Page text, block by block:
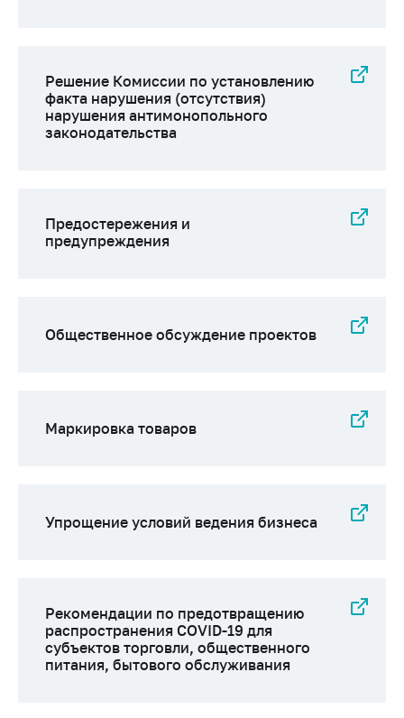
Решение Комиссии по установлению
факта нарушения (отсутствия)
нарушения антимонопольного
законодательства
Предостережения и
предупреждения
Общественное обсуждение проектов
Маркировка товаров
Упрощение условий ведения бизнеса
Рекомендации по предотвращению
распространения COVID-19 для
субъектов торговли, общественного
питания, бытового обслуживания